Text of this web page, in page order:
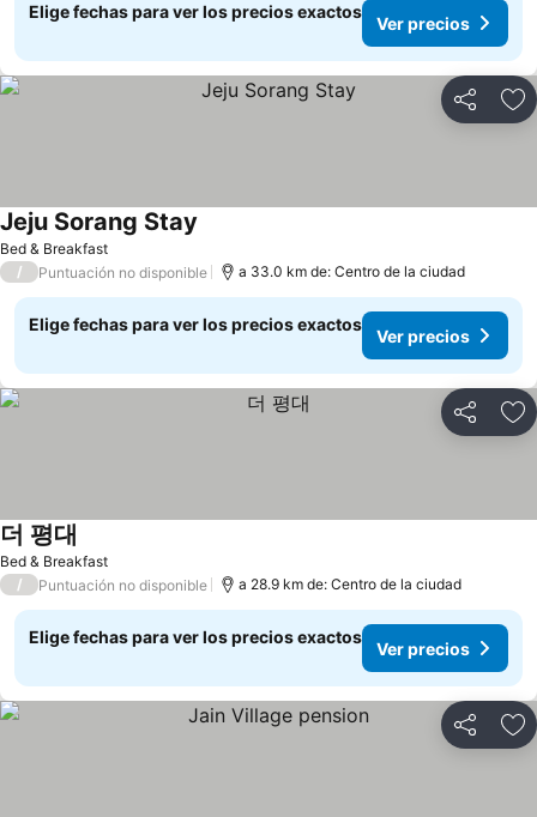
Elige fechas para ver los precios exactos
Ver precios
Compartir
Bed & Breakfast
Jeju Sorang Stay
/ Puntuación no disponible a 33.0 km de: Centro de la ciudad
Elige fechas para ver los precios exactos
Ver precios
Compartir
Bed & Breakfast
더 평대
/ Puntuación no disponible a 28.9 km de: Centro de la ciudad
Elige fechas para ver los precios exactos
Ver precios
Compartir